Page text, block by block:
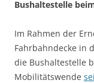
Bushaltestelle
Im Rahmen der
Fahrbahndecke in
die Bushaltestelle
Mobilitätswende